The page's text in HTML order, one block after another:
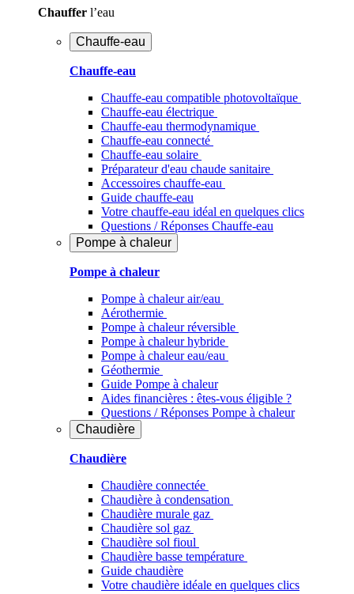
Chauffer l’eau
Chauffe-eau
Chauffe-eau
Chauffe-eau compatible photovoltaïque
Chauffe-eau électrique
Chauffe-eau thermodynamique
Chauffe-eau connecté
Chauffe-eau solaire
Préparateur d'eau chaude sanitaire
Accessoires chauffe-eau
Guide chauffe-eau
Votre chauffe-eau idéal en quelques clics
Questions / Réponses Chauffe-eau
Pompe à chaleur
Pompe à chaleur
Pompe à chaleur air/eau
Aérothermie
Pompe à chaleur réversible
Pompe à chaleur hybride
Pompe à chaleur​ eau/eau
Géothermie
Guide Pompe à chaleur
Aides financières : êtes-vous éligible ?
Questions / Réponses Pompe à chaleur
Chaudière
Chaudière
Chaudière connectée
Chaudière à condensation
Chaudière murale gaz
Chaudière sol gaz
Chaudière sol fioul
Chaudière basse température
Guide chaudière
Votre chaudière idéale en quelques clics